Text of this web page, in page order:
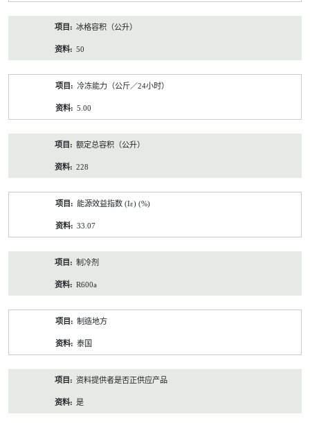
冰格容积（公升）
50
冷冻能力（公斤／24小时）
5.00
额定总容积（公升）
228
能源效益指数 (Iε) (%)
33.07
制冷剂
R600a
制造地方
泰国
资料提供者是否正供应产品
是